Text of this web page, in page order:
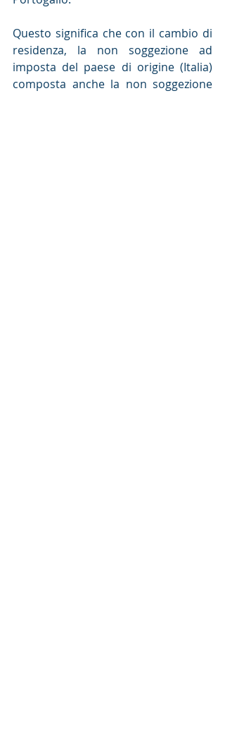
Questo significa che con il cambio di
residenza, la non soggezione ad
imposta del paese di origine (Italia)
composta anche la non soggezione